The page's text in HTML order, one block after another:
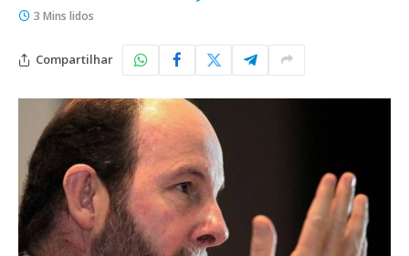
3 Mins lidos
Compartilhar